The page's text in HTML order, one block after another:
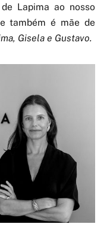
Lapima ao nosso
também é mãe de
Gisela e Gustavo.